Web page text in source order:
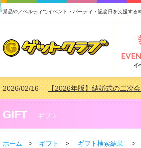
景品やノベルティでイベント・パーティ・記念日を支援する
2026/02/16【2026年版】結婚式の二次
2026/02/03【2026年版】ゴルフコンペ
2026/07/15
2026/04/03【2026年版】ゴルフコンペ
GIFT ギフト
ホーム > ギフト > ギフト検索結果 >